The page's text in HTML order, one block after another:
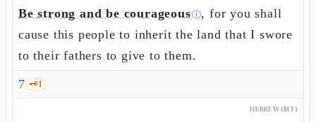
Be strong and be courageousⓘ, for you shall
cause this people to inherit the land that I swore
to their fathers to give to them.
7 🗝️1
HEBREW (MT)